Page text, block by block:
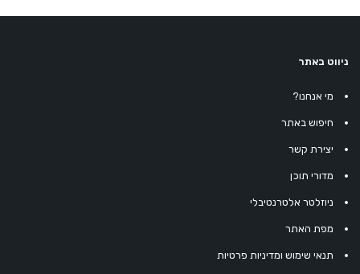
ניווט באתר
מי אנחנו?
חיפוש באתר
יצירת קשר
מדורי תוכן
ניוזלטר אלטרנטיבלי
מפת האתר
תנאי שימוש ומדיניות פרטיות